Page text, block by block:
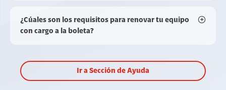
¿Cúales son los requisitos para renovar tu equipo
con cargo a la boleta?
Ir a Sección de Ayuda